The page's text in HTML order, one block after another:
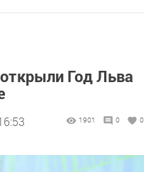
Год Льва
1901 0 0